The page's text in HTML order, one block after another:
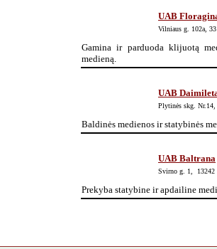
UAB
Vilniaus g. 102a,
Gamina ir parduoda klijuotą
medieną.
UAB
Plytinės skg.
Baldinės medienos ir
UAB Baltrana
Svirno g. 1, 13242
Prekyba statybine ir apdailine